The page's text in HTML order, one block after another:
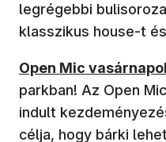
legrégebbi
klasszikus house-t
Open Mic
parkban! Az Open
indult
célja, hogy bárki